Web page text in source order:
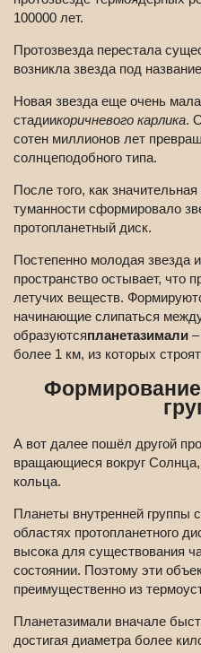
100000 лет.
Протозвезда перестала
возникла звезда под
Новая звезда еще очень
стадиикоричневого карлика.
сотен миллионов лет
солнцеподобного типа.
После того, как
туманности сформировало
протопланетный диск.
Постепенно молодая звезда
пространство остывает, что
летучих веществ.
начинающие слипаться
образуютсяпланетазимали
более 1 км, из которых
А вот далее пошёл другой
вращающиеся вокруг Солнца,
кольца.
Планеты внутренней группы
областях протопланетного
высока для существования
состоянии. Поэтому эти
преимущественно из
Планетазимали вначале
достигая диаметра более